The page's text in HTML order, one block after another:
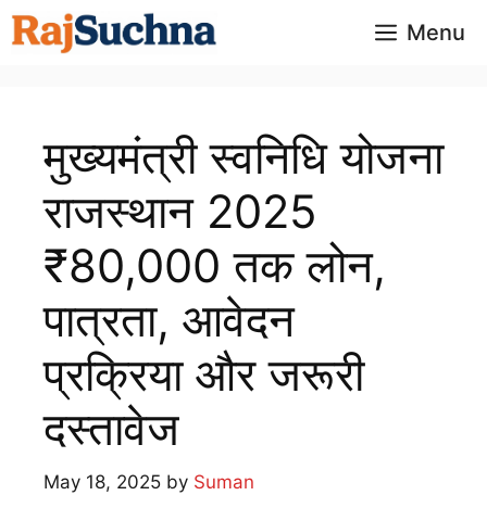
Skip
to
Menu
मुख्यमंत्री स्वनिधि योजना
राजस्थान 2025
₹80,000 तक लोन,
पात्रता, आवेदन
प्रक्रिया और जरूरी
दस्तावेज
May 18, 2025 by Suman